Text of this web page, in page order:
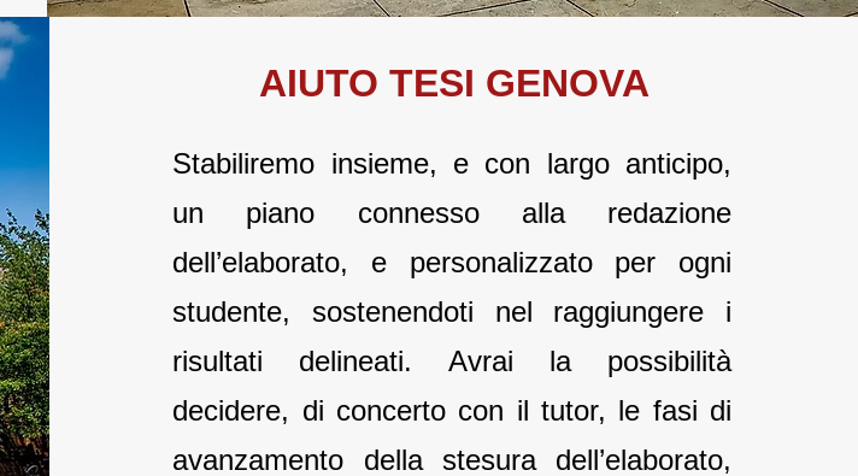
AIUTO TESI GENOVA
Stabiliremo insieme, e con largo anticipo,
un piano connesso alla redazione
dell’elaborato, e personalizzato per ogni
studente, sostenendoti nel raggiungere i
risultati delineati. Avrai la possibilità
decidere, di concerto con il tutor, le fasi di
avanzamento della stesura dell’elaborato,